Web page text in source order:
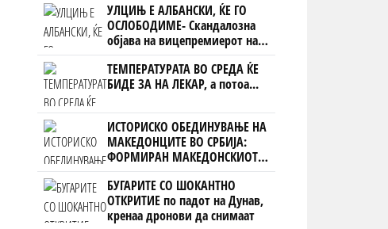
УЛЦИЊ Е АЛБАНСКИ, ЌЕ ГО
ОСЛОБОДИМЕ- Скандалозна
објава на вицепремиерот на
Црна Гора
ТЕМПЕРАТУРАТА ВО СРЕДА ЌЕ
БИДЕ ЗА НА ЛЕКАР, а потоа...
ИСТОРИСКО ОБЕДИНУВАЊЕ НА
МАКЕДОНЦИТЕ ВО СРБИЈА:
ФОРМИРАН МАКЕДОНСКИОТ
НАЦИОНАЛЕН СОЈУЗ
БУГАРИТЕ СО ШОКАНТНО
ОТКРИТИЕ по падот на Дунав,
кренаа дронови да снимаат